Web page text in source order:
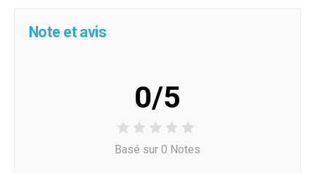
Note et avis
0/5
Basé sur 0 Notes